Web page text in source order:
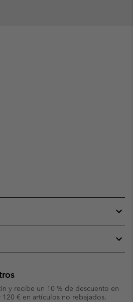
y recibe un 10 % de descuento en
€ en artículos no rebajados.